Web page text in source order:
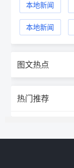
本地新闻
本地新闻
图文热点
热门推荐